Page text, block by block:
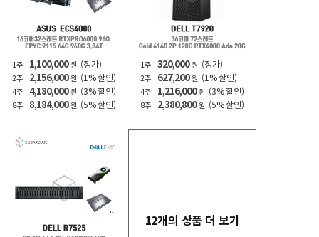
1주 1,100,000 원 (정가)
2주 2,156,000 원 (1% 할인)
4주 4,180,000 원 (3% 할인)
8주 8,184,000 원 (5% 할인)
1주 320,000 원 (정가)
2주 627,200 원 (1% 할인)
4주 1,216,000 원 (3% 할인)
8주 2,380,800 원 (5% 할인)
12개의 상품 더 보기